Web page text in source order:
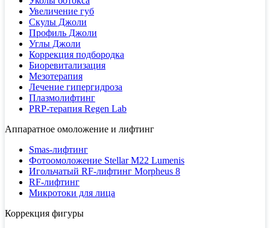
Увеличение губ
Скулы Джоли
Профиль Джоли
Углы Джоли
Коррекция подбородка
Биоревитализация
Мезотерапия
Лечение гипергидроза
Плазмолифтинг
PRP-терапия Regen Lab
Аппаратное омоложение и лифтинг
Smas-лифтинг
Фотоомоложение Stellar M22 Lumenis
Игольчатый RF-лифтинг Morpheus 8
RF-лифтинг
Микротоки для лица
Коррекция фигуры